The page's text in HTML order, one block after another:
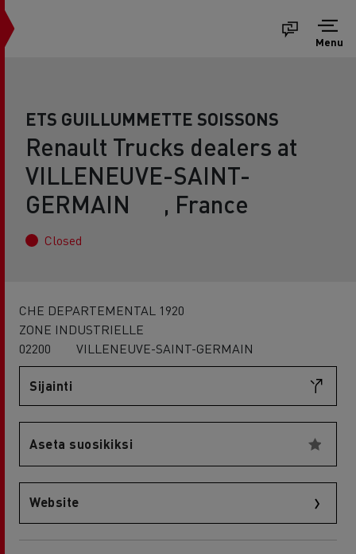
Menu
ETS GUILLUMMETTE SOISSONS
Renault Trucks dealers at
VILLENEUVE-SAINT-
GERMAIN , France
Closed
CHE DEPARTEMENTAL 1920
ZONE INDUSTRIELLE
02200 VILLENEUVE-SAINT-GERMAIN
Sijainti
Aseta suosikiksi
Website